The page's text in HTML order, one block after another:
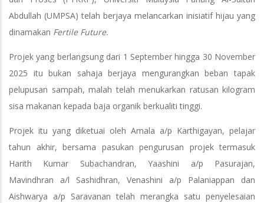
Abdullah (UMPSA) telah berjaya melancarkan inisiatif hijau yang
dinamakan Fertile Future.
Projek yang berlangsung dari 1 September hingga 30 November
2025 itu bukan sahaja berjaya mengurangkan beban tapak
pelupusan sampah, malah telah menukarkan ratusan kilogram
sisa makanan kepada baja organik berkualiti tinggi.
Projek itu yang diketuai oleh Amala a/p Karthigayan, pelajar
tahun akhir, bersama pasukan pengurusan projek termasuk
Harith Kumar Subachandran, Yaashini a/p Pasurajan,
Mavindhran a/l Sashidhran, Venashini a/p Palaniappan dan
Aishwarya a/p Saravanan telah merangka satu penyelesaian